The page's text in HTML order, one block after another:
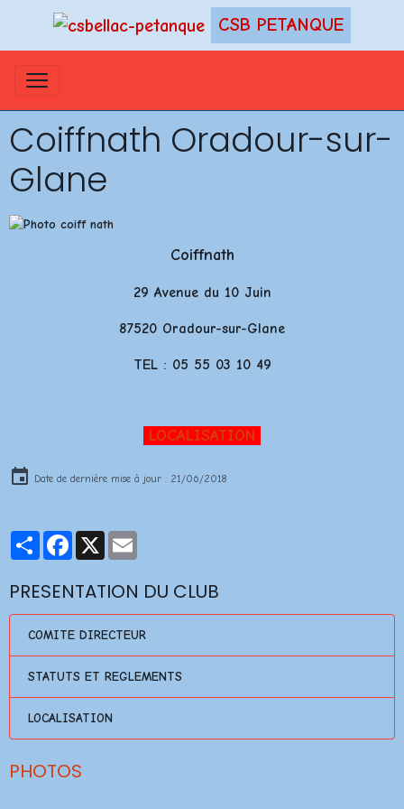
CSB PETANQUE
Coiffnath Oradour-sur-
Glane
Coiffnath
29 Avenue du 10 Juin
87520 Oradour-sur-Glane
TEL : 05 55 03 10 49
LOCALISATION
Date de dernière mise à jour : 21/06/2018
PartagerFacebook
X
PRESENTATION DU CLUB
COMITE DIRECTEUR
STATUTS ET REGLEMENTS
LOCALISATION
PHOTOS